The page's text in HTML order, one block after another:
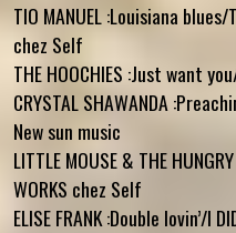
TIO MANUEL :Louisiana blues/
chez Self
THE HOOCHIES :Just want
CRYSTAL SHAWANDA
New sun music
LITTLE MOUSE & THE
WORKS chez Self
ELISE FRANK :Double lovin’/I